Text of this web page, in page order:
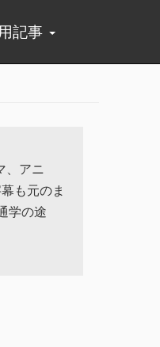
記事
、アニ
も元のま
学の途